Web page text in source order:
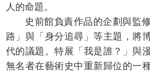
覽
R
S
S
人的命題。
史前館負責作品的企劃與監
路」與「身分追尋」等主題，將
代的議題。特展「我是誰？」與
無名者在藝術史中重新歸位的一